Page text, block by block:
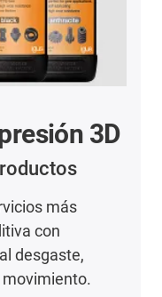
3D
más
con
desgaste,
movimiento.